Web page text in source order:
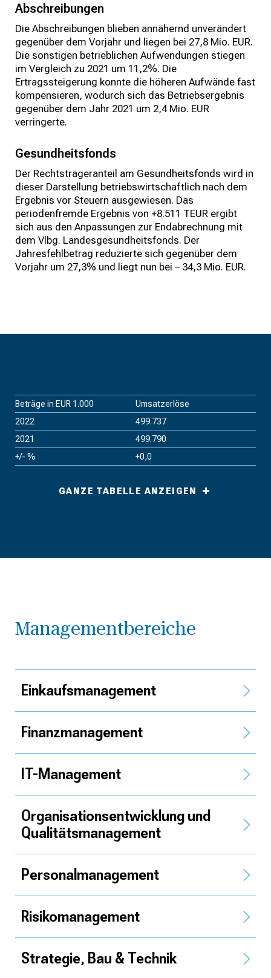
Abschreibungen
Die Abschreibungen blieben annähernd unverändert
gegenüber dem Vorjahr und liegen bei 27,8 Mio. EUR.
Die sonstigen betrieblichen Aufwendungen stiegen
im Vergleich zu 2021 um 11,2%. Die
Ertragssteigerung konnte die höheren Aufwände fast
kompensieren, wodurch sich das Betriebsergebnis
gegenüber dem Jahr 2021 um 2,4 Mio. EUR
verringerte.
Gesundheitsfonds
Der Rechtsträgeranteil am Gesundheitsfonds wird in
dieser Darstellung betriebswirtschaftlich nach dem
Ergebnis vor Steuern ausgewiesen. Das
periodenfremde Ergebnis von +8.511 TEUR ergibt
sich aus den Anpassungen zur Endabrechnung mit
dem Vlbg. Landesgesundheitsfonds. Der
Jahresfehlbetrag reduzierte sich gegenüber dem
Vorjahr um 27,3% und liegt nun bei – 34,3 Mio. EUR.
Beträge in EUR 1.000
Umsatzerlöse
2022
499.737
2021
499.790
+/- %
+0,0
GANZE TABELLE ANZEIGEN
Managementbereiche
Einkaufs­management
Finanz­management
IT-Management
Organisations­entwicklung und
Qualitäts­management
Personal­management
Risikomanagement
Strategie, Bau & Technik